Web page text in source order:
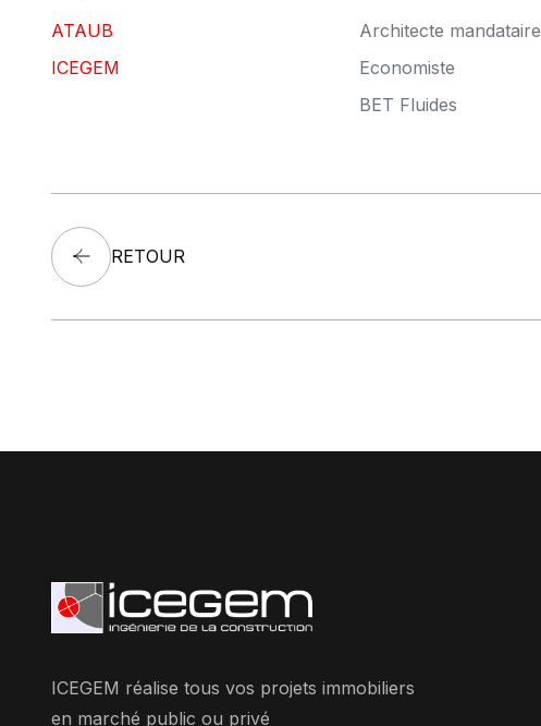
ATAUB
Architecte mandataire
ICEGEM
Economiste
BET Fluides
RETOUR
ICEGEM réalise tous vos projets immobiliers
en marché public ou privé